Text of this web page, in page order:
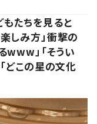
たちを見ると
しみ方」衝撃の
www」「そうい
どこの星の文化